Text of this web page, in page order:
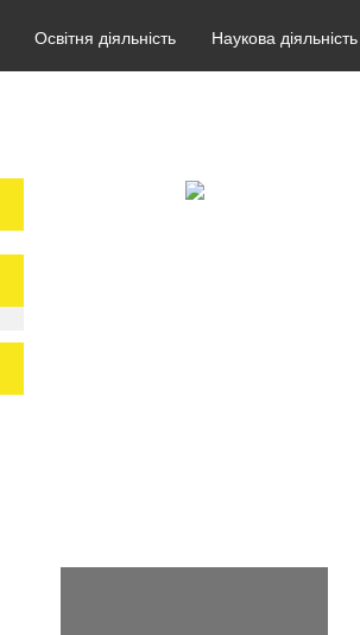
Освітня діяльність Наукова діяльність